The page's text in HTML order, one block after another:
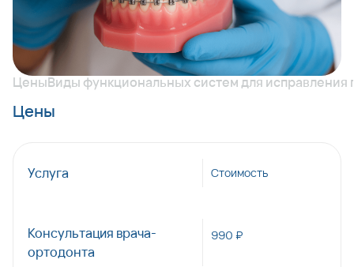
ЦеныВиды функциональных систем для исправления
Цены
Услуга Стоимость
Консультация врача-
ортодонта
990 ₽